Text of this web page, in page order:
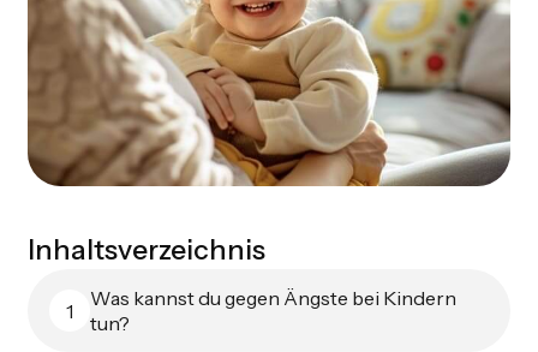
Inhaltsverzeichnis
1
Was kannst du gegen Ängste bei Kindern
tun?